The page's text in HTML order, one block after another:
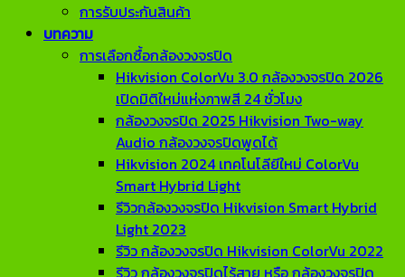
การรับประกันสินค้า
บทความ
การเลือกซื้อกล้องวงจรปิด
Hikvision ColorVu 3.0 กล้องวงจรปิด 2026
เปิดมิติใหม่แห่งภาพสี 24 ชั่วโมง
กล้องวงจรปิด 2025 Hikvision Two-way
Audio กล้องวงจรปิดพูดได้
Hikvision 2024 เทคโนโลียีใหม่ ColorVu
Smart Hybrid Light
รีวิวกล้องวงจรปิด Hikvision Smart Hybrid
Light 2023
รีวิว กล้องวงจรปิด Hikvision ColorVu 2022